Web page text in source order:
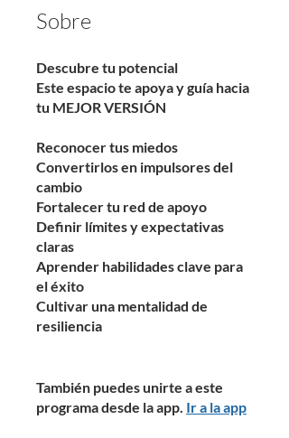
Sobre
Descubre tu potencial
Este espacio te apoya y guía hacia
tu MEJOR VERSIÓN
Reconocer tus miedos
Convertirlos en impulsores del
cambio
Fortalecer tu red de apoyo
Definir límites y expectativas
claras
Aprender habilidades clave para
el éxito
Cultivar una mentalidad de
resiliencia
También puedes unirte a este
programa desde la app. Ir a la app